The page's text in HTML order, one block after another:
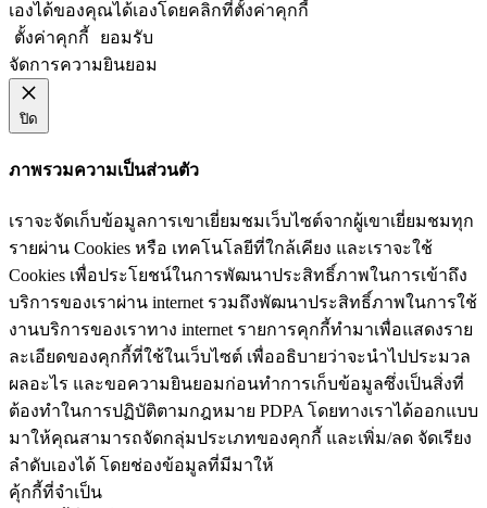
เองได้ของคุณได้เองโดยคลิกที่ตั้งค่าคุกกี้
ตั้งค่าคุกกี้
ยอมรับ
จัดการความยินยอม
ปิด
ภาพรวมความเป็นส่วนตัว
เราจะจัดเก็บข้อมูลการเขาเยี่ยมชมเว็บไซต์จากผู้เขาเยี่ยมชมทุก
รายผ่าน Cookies หรือ เทคโนโลยีที่ใกล้เคียง และเราจะใช้
Cookies เพื่อประโยชน์ในการพัฒนาประสิทธิ์ภาพในการเข้าถึง
บริการของเราผ่าน internet รวมถึงพัฒนาประสิทธิ์ภาพในการใช้
งานบริการของเราทาง internet รายการคุกกี้ทำมาเพื่อแสดงราย
ละเอียดของคุกกี้ที่ใช้ในเว็บไซต์ เพื่ออธิบายว่าจะนำไปประมวล
ผลอะไร และขอความยินยอมก่อนทำการเก็บข้อมูลซึ่งเป็นสิ่งที่
ต้องทำในการปฏิบัติตามกฎหมาย PDPA โดยทางเราได้ออกแบบ
มาให้คุณสามารถจัดกลุ่มประเภทของคุกกี้ และเพิ่ม/ลด จัดเรียง
ลำดับเองได้ โดยช่องข้อมูลที่มีมาให้
คุ้กกี้ที่จำเป็น